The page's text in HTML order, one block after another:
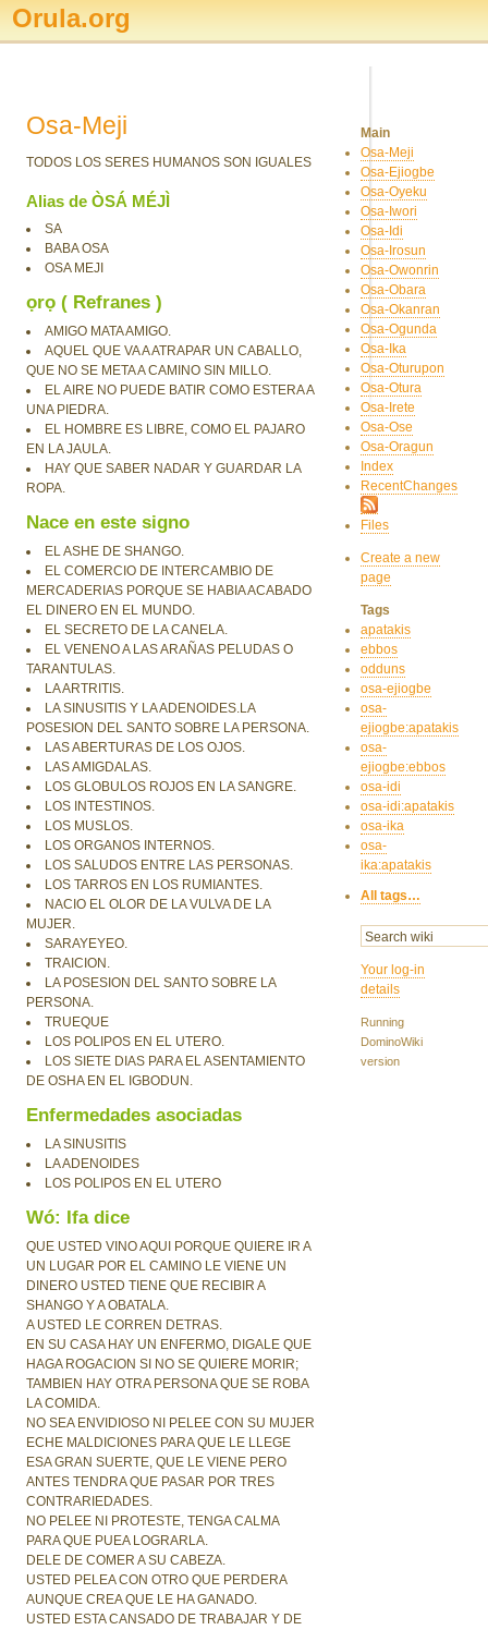
Orula.org
Osa-Meji
TODOS LOS SERES HUMANOS SON IGUALES
Alias de ÒSÁ MÉJÌ
SA
BABA OSA
OSA MEJI
ọrọ ( Refranes )
AMIGO MATA AMIGO.
AQUEL QUE VA A ATRAPAR UN CABALLO,
QUE NO SE META A CAMINO SIN MILLO.
EL AIRE NO PUEDE BATIR COMO ESTERA A
UNA PIEDRA.
EL HOMBRE ES LIBRE, COMO EL PAJARO
EN LA JAULA.
HAY QUE SABER NADAR Y GUARDAR LA
ROPA.
Nace en este signo
EL ASHE DE SHANGO.
EL COMERCIO DE INTERCAMBIO DE
MERCADERIAS PORQUE SE HABIA ACABADO
EL DINERO EN EL MUNDO.
EL SECRETO DE LA CANELA.
EL VENENO A LAS ARAÑAS PELUDAS O
TARANTULAS.
LA ARTRITIS.
LA SINUSITIS Y LA ADENOIDES.LA
POSESION DEL SANTO SOBRE LA PERSONA.
LAS ABERTURAS DE LOS OJOS.
LAS AMIGDALAS.
LOS GLOBULOS ROJOS EN LA SANGRE.
LOS INTESTINOS.
LOS MUSLOS.
LOS ORGANOS INTERNOS.
LOS SALUDOS ENTRE LAS PERSONAS.
LOS TARROS EN LOS RUMIANTES.
NACIO EL OLOR DE LA VULVA DE LA
MUJER.
SARAYEYEO.
TRAICION.
LA POSESION DEL SANTO SOBRE LA
PERSONA.
TRUEQUE
LOS POLIPOS EN EL UTERO.
LOS SIETE DIAS PARA EL ASENTAMIENTO
DE OSHA EN EL IGBODUN.
Enfermedades asociadas
LA SINUSITIS
LA ADENOIDES
LOS POLIPOS EN EL UTERO
Wó: Ifa dice
QUE USTED VINO AQUI PORQUE QUIERE IR A
UN LUGAR POR EL CAMINO LE VIENE UN
DINERO USTED TIENE QUE RECIBIR A
SHANGO Y A OBATALA.
A USTED LE CORREN DETRAS.
EN SU CASA HAY UN ENFERMO, DIGALE QUE
HAGA ROGACION SI NO SE QUIERE MORIR;
TAMBIEN HAY OTRA PERSONA QUE SE ROBA
LA COMIDA.
NO SEA ENVIDIOSO NI PELEE CON SU MUJER
ECHE MALDICIONES PARA QUE LE LLEGE
ESA GRAN SUERTE, QUE LE VIENE PERO
ANTES TENDRA QUE PASAR POR TRES
CONTRARIEDADES.
NO PELEE NI PROTESTE, TENGA CALMA
PARA QUE PUEA LOGRARLA.
DELE DE COMER A SU CABEZA.
USTED PELEA CON OTRO QUE PERDERA
AUNQUE CREA QUE LE HA GANADO.
USTED ESTA CANSADO DE TRABAJAR Y DE
Main
Osa-Meji
Osa-Ejiogbe
Osa-Oyeku
Osa-Iwori
Osa-Idi
Osa-Irosun
Osa-Owonrin
Osa-Obara
Osa-Okanran
Osa-Ogunda
Osa-Ika
Osa-Oturupon
Osa-Otura
Osa-Irete
Osa-Ose
Osa-Oragun
Index
RecentChanges
Files
Create a new
page
Tags
apatakis
ebbos
odduns
osa-ejiogbe
osa-
ejiogbe:apatakis
osa-
ejiogbe:ebbos
osa-idi
osa-idi:apatakis
osa-ika
osa-
ika:apatakis
All tags…
Your log-in
details
Running
DominoWiki
version